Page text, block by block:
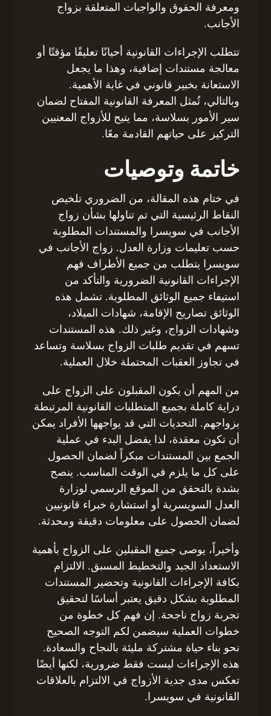
ومعرفة الحقوق والواجبات المتعلقة بزواج
الأجانب.
تتطلب الإجراءات القانونية أحيانًا تعليقًا مؤقتًا أو
معالجة مستندات إضافية، وهذا ما يجعل
الاستعانة بخبير قانوني في غاية الأهمية.
وبالتالي، تُمثل المعرفة القانونية المفتاح لضمان
سير الأمور بسلاسة، مما يتيح للأزواج المعنيين
التركيز على حياتهم القادمة معًا.
خاتمة وتوصيات
في ختام هذه المقالة، من الضروري تلخيص
النقاط الرئيسية التي تم تناولها بشأن زواج
الأجانب في سويسرا والمستندات المطلوبة
حسب تعليمات وزارة العدل. زواج الأجانب في
سويسرا يتطلب من جميع الأطراف فهم
الإجراءات القانونية الضرورية والتأكد من
استيفاء جميع الوثائق المطلوبة. تشمل هذه
الوثائق تصاريح الإقامة، شهادات الميلاد،
وشهادات الزواج، وغير ذلك. هذه المستندات
تسهم في تقديم طلبات الزواج بسلاسة وتساعد
في تجاوز العقبات المحتملة خلال العملية.
من المهم أن يكون المقبلون على الزواج على
دراية كاملة بجميع المتطلبات القانونية المرتبطة
بزواجهم. التحديات التي قد يواجهها الأفراد يمكن
أن تكون معقدة، لذا يفضل البدء في عملية
الجمع بين المستندات مبكراً لضمان الحصول
على كل ما يلزم في الوقت المناسب. ينصح
بشدة بالتحقق من الموقع الرسمي لوزارة
العدل السويسرية أو استشارة خبراء قانونيين
لضمان الحصول على معلومات دقيقة ومحدثة.
وأخيراً، يوصى جميع المقبلين على الزواج بأهمية
الاستعداد الجيد والتخطيط المسبق. الالتزام
بكافة الإجراءات القانونية وتحضير المستندات
المطلوبة بشكل دقيق يعتبر أساسًا لتحقيق
تجربة زواج ناجحة. إن فهم كل خطوة من
خطوات العملية سيضمن لكم التوجه الصحيح
نحو بناء حياة مشتركة مليئة بالنجاح والسعادة.
هذه الإجراءات ليست فقط ضرورية، لكنها أيضًا
تعكس مدى جدية الأزواج في الالتزام بالعلاقات
القانونية في سويسرا.